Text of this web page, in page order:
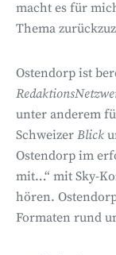
macht es für
Thema
Ostendorp ist
unter anderem
Schweizer Blick
Ostendorp im
mit…“ mit Sky-
hören.
Formaten rund